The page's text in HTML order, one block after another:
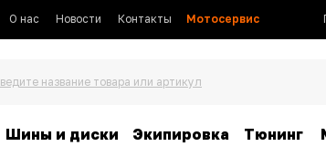
Контакты
Новости Мотосервис
О нас
название товара или артикул
Шины и диски Экипировка Тюнинг